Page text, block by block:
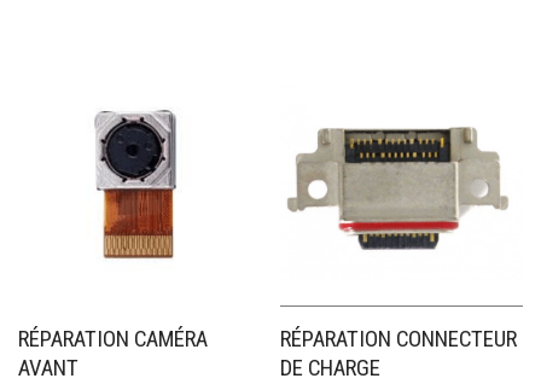
RÉPARATION CAMÉRA
AVANT
RÉPARATION CONNECTEUR
DE CHARGE